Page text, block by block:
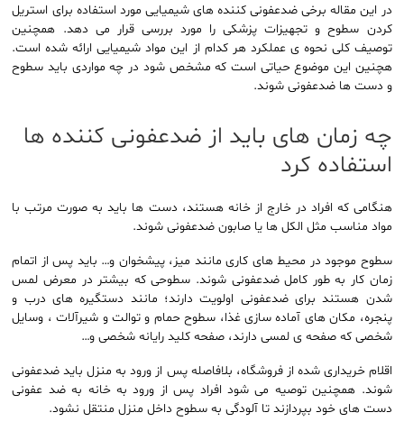
در این مقاله برخی ضدعفونی کننده های شیمیایی مورد استفاده برای استریل
کردن سطوح و تجهیزات پزشکی را مورد بررسی قرار می دهد. همچنین
توصیف کلی نحوه ی عملکرد هر کدام از این مواد شیمیایی ارائه شده است.
هچنین این موضوع حیاتی است که مشخص شود در چه مواردی باید سطوح
و دست ها ضدعفونی شوند.
چه زمان های باید از ضدعفونی کننده ها
استفاده کرد
هنگامی که افراد در خارج از خانه هستند، دست ها باید به صورت مرتب با
مواد مناسب مثل الکل ها یا صابون ضدعفونی شوند.
سطوح موجود در محیط های کاری مانند میز، پیشخوان و… باید پس از اتمام
زمان کار به طور کامل ضدعفونی شوند. سطوحی که بیشتر در معرض لمس
شدن هستند برای ضدعفونی اولویت دارند؛ مانند دستگیره های درب و
پنجره، مکان های آماده سازی غذا، سطوح حمام و توالت و شیرآلات ، وسایل
شخصی که صفحه ی لمسی دارند، صفحه کلید رایانه شخصی و…
اقلام خریداری شده از فروشگاه، بلافاصله پس از ورود به منزل باید ضدعفونی
شوند. همچنین توصیه می شود افراد پس از ورود به خانه به ضد عفونی
دست های خود بپردازند تا آلودگی به سطوح داخل منزل منتقل نشود.